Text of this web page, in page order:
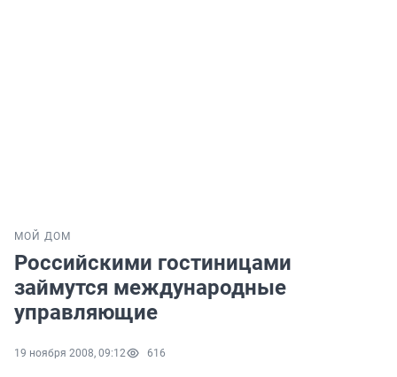
МОЙ ДОМ
Российскими гостиницами
займутся международные
управляющие
19 ноября 2008, 09:12 616